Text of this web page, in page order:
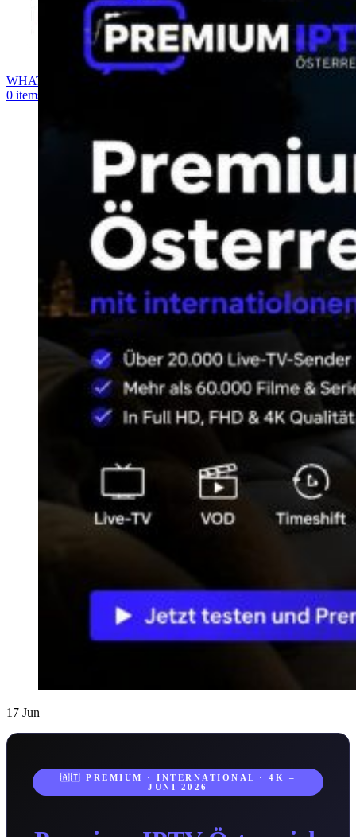
WHATSAPP
0 items
17 Jun
🇦🇹 PREMIUM · INTERNATIONAL · 4K –
JUNI 2026